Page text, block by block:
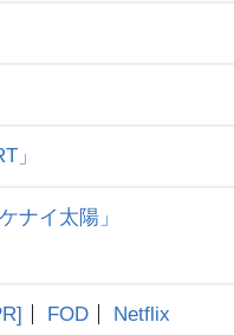
」
ケナイ太陽」
FOD Netflix